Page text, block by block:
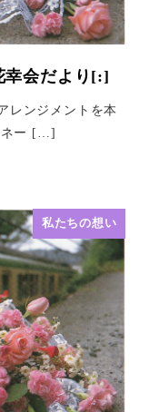
幸会だより[:]
レンジメントを本
ネー […]
私たちの想い